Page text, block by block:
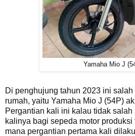
Yamaha Mio J
Di penghujung tahun 2023 ini
rumah, yaitu Yamaha Mio J (54P)
Pergantian kali ini kalau tidak
kalinya bagi sepeda motor
mana pergantian pertama kali